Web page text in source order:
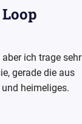
ich trage sehr
gerade die aus
heimeliges.